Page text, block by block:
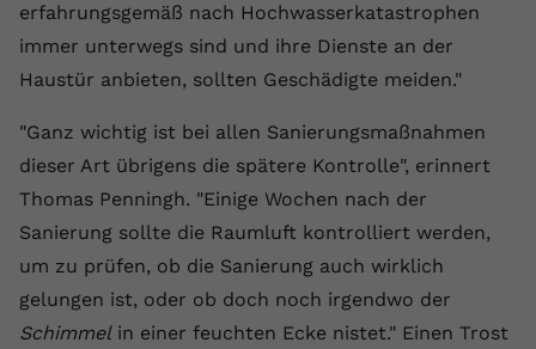
erfahrungsgemäß nach Hochwasserkatastrophen
immer unterwegs sind und ihre Dienste an der
Haustür anbieten, sollten Geschädigte meiden."
"Ganz wichtig ist bei allen Sanierungsmaßnahmen
dieser Art übrigens die spätere Kontrolle", erinnert
Thomas Penningh. "Einige Wochen nach der
Sanierung sollte die Raumluft kontrolliert werden,
um zu prüfen, ob die Sanierung auch wirklich
gelungen ist, oder ob doch noch irgendwo der
Schimmelin einer feuchten Ecke nistet." Einen Trost